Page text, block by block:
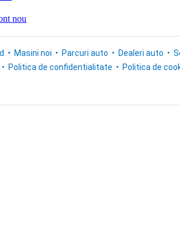
nou
Masini noi Parcuri auto Dealeri auto
Politica de confidentialitate Politica de